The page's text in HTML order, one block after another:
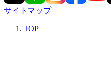
サイトマップ
TOP